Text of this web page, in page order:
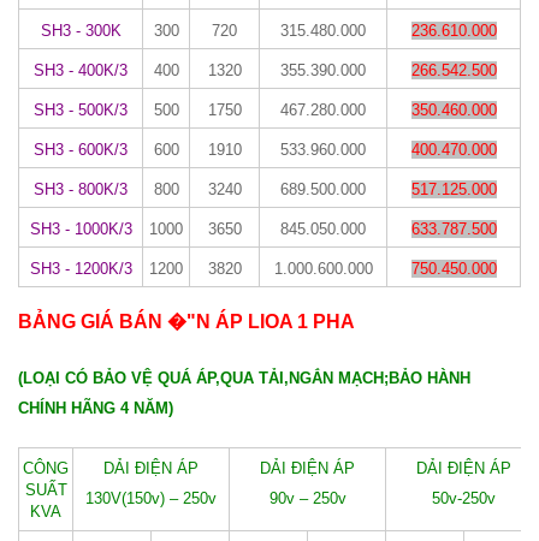
SH3 - 300K 300 720 315.480.000 236.610.000
SH3 - 400K/3 400 1320 355.390.000 266.542.500
SH3 - 500K/3 500 1750 467.280.000 350.460.000
SH3 - 600K/3 600 1910 533.960.000 400.470.000
SH3 - 800K/3 800 3240 689.500.000 517.125.000
SH3 - 1000K/3 1000 3650 845.050.000 633.787.500
SH3 - 1200K/3 1200 3820 1.000.600.000 750.450.000
BẢNG GIÁ BÁN �"N ÁP LIOA 1 PHA
(LOẠI CÓ BẢO VỆ QUÁ ÁP,QUA TẢI,NGẮN MẠCH;BẢO HÀNH
CHÍNH HÃNG 4 NĂM)
CÔNG
SUẤT
KVA
DẢI ĐIỆN ÁP
130V(150v) – 250v
DẢI ĐIỆN ÁP
90v – 250v
DẢI ĐIỆN ÁP
50v-250v